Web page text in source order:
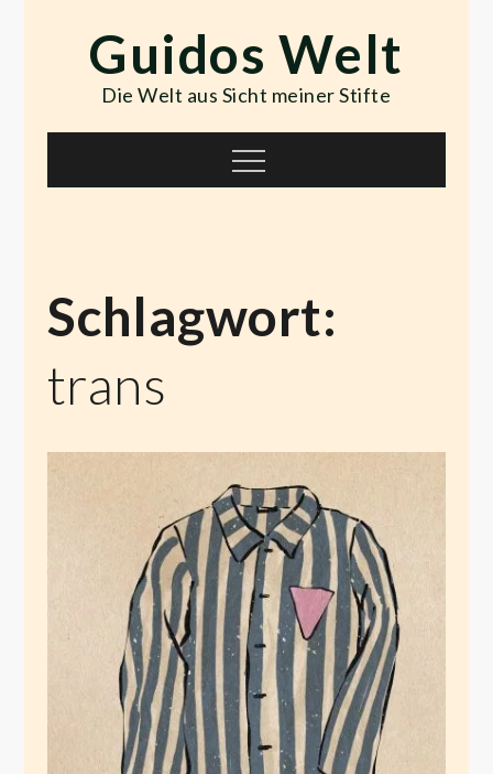
contentGuidos Welt
Die Welt aus Sicht meiner Stifte
Menu
Schlagwort:
trans
Normdenke und
Vielfalt
Juli 5, 2026